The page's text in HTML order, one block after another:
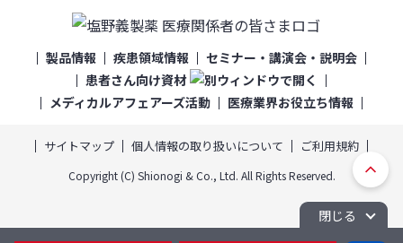
製品情報 疾患領域情報
セミナー・講演会・説明会
患者さん向け資材
メディカルアフェアーズ活動
医療業界お役立ち情報
サイトマップ 個人情報の取り扱いについて ご利用規約
Copyright (C) Shionogi & Co., Ltd. All Rights Reserved.
ト
ッ
プ
閉じる